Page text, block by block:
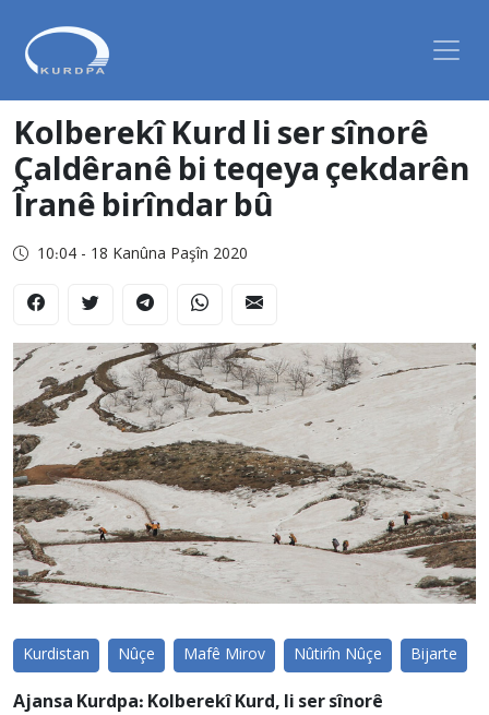
Kolberekî Kurd li ser sînorê
Çaldêranê bi teqeya çekdarên
Îranê birîndar bû
10:04 - 18 Kanûna Paşîn 2020
Kurdistan Nûçe Mafê Mirov Nûtirîn Nûçe Bijarte
Ajansa Kurdpa: Kolberekî Kurd, li ser sînorê